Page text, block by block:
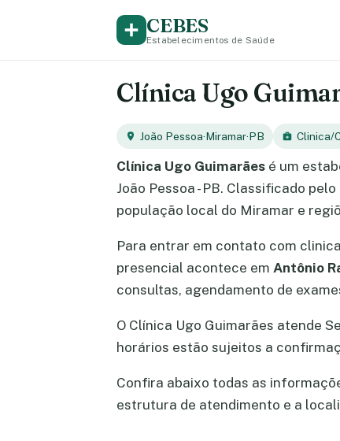
CEBES
Estabelecimentos de Saúde
Clínica Ugo
João Pessoa·Miramar·PB Clinica/
Clínica Ugo Guimarães é um
João Pessoa - PB. Classificado
população local do Miramar e
Para entrar em contato com
presencial acontece em Antônio
consultas, agendamento de
O Clínica Ugo Guimarães atende
horários estão sujeitos a
Confira abaixo todas as
estrutura de atendimento e a